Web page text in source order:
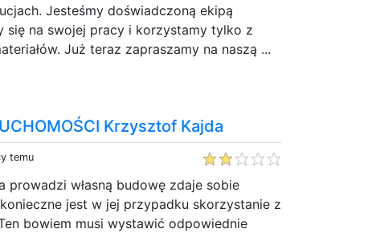
Jesteśmy doświadczoną ekipą
się na swojej pracy i korzystamy tylko z
Już teraz zapraszamy na naszą ...
Krzysztof Kajda
temu
prowadzi własną budowę zdaje sobie
jest w jej przypadku skorzystanie z
bowiem musi wystawić odpowiednie